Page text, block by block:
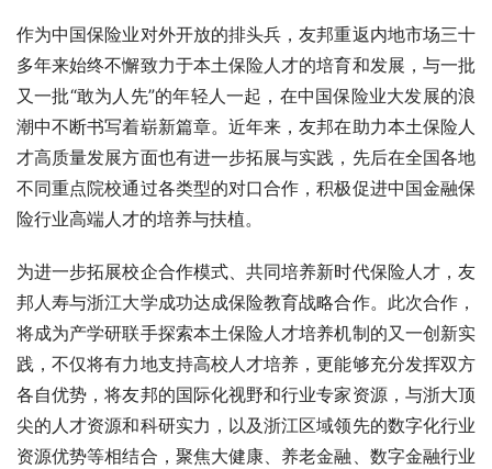
作为中国保险业对外开放的排头兵，友邦重返内地市场三十
多年来始终不懈致力于本土保险人才的培育和发展，与一批
又一批“敢为人先”的年轻人一起，在中国保险业大发展的浪
潮中不断书写着崭新篇章。近年来，友邦在助力本土保险人
才高质量发展方面也有进一步拓展与实践，先后在全国各地
不同重点院校通过各类型的对口合作，积极促进中国金融保
险行业高端人才的培养与扶植。
为进一步拓展校企合作模式、共同培养新时代保险人才，友
邦人寿与浙江大学成功达成保险教育战略合作。此次合作，
将成为产学研联手探索本土保险人才培养机制的又一创新实
践，不仅将有力地支持高校人才培养，更能够充分发挥双方
各自优势，将友邦的国际化视野和行业专家资源，与浙大顶
尖的人才资源和科研实力，以及浙江区域领先的数字化行业
资源优势等相结合，聚焦大健康、养老金融、数字金融行业